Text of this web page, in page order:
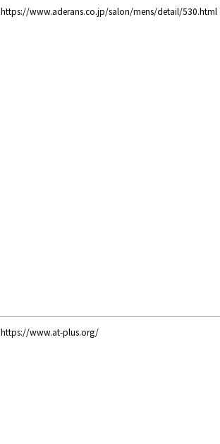
https://www.aderans.co.jp/salon/mens/detail/530.html
https://www.at-plus.org/